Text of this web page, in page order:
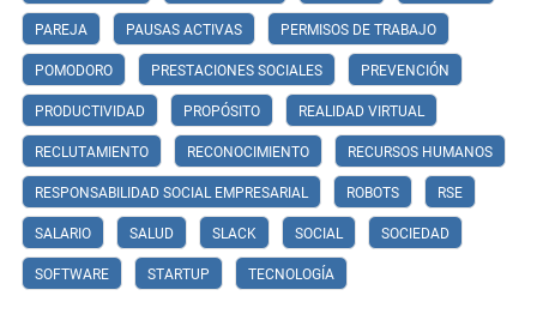
PAREJA PAUSAS ACTIVAS PERMISOS DE TRABAJO
POMODORO PRESTACIONES SOCIALES PREVENCIÓN
PRODUCTIVIDAD PROPÓSITO REALIDAD VIRTUAL
RECLUTAMIENTO RECONOCIMIENTO RECURSOS HUMANOS
RESPONSABILIDAD SOCIAL EMPRESARIAL ROBOTS RSE
SALARIO SALUD SLACK SOCIAL SOCIEDAD
SOFTWARE STARTUP TECNOLOGÍA